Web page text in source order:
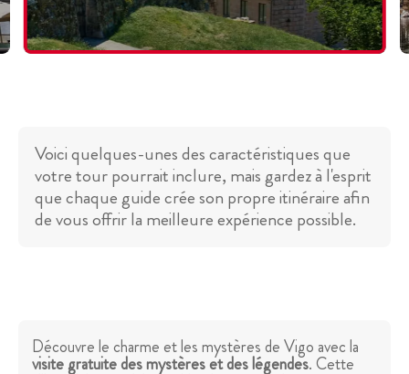
Voici quelques-unes des caractéristiques que
votre tour pourrait inclure, mais gardez à l'esprit
que chaque guide crée son propre itinéraire afin
de vous offrir la meilleure expérience possible.
Découvre le charme et les mystères de Vigo avec la
visite gratuite des mystères et des légendes. Cette